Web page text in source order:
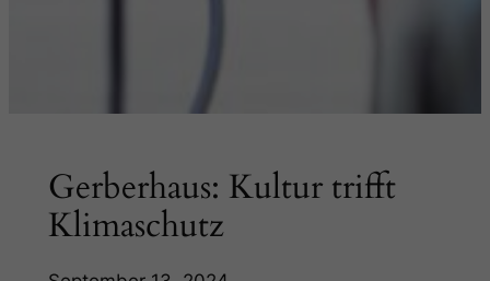
Gerberhaus: Kultur trifft
Klimaschutz